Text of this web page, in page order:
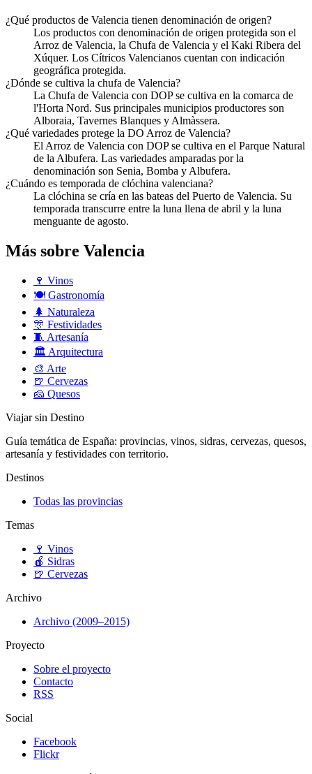
¿Qué productos de Valencia tienen denominación de origen?
Los productos con denominación de origen protegida son el
Arroz de Valencia, la Chufa de Valencia y el Kaki Ribera del
Xúquer. Los Cítricos Valencianos cuentan con indicación
geográfica protegida.
¿Dónde se cultiva la chufa de Valencia?
La Chufa de Valencia con DOP se cultiva en la comarca de
l'Horta Nord. Sus principales municipios productores son
Alboraia, Tavernes Blanques y Almàssera.
¿Qué variedades protege la DO Arroz de Valencia?
El Arroz de Valencia con DOP se cultiva en el Parque Natural
de la Albufera. Las variedades amparadas por la
denominación son Senia, Bomba y Albufera.
¿Cuándo es temporada de clóchina valenciana?
La clóchina se cría en las bateas del Puerto de Valencia. Su
temporada transcurre entre la luna llena de abril y la luna
menguante de agosto.
Más sobre Valencia
🍷 Vinos
🍽️ Gastronomía
🌲 Naturaleza
🎊 Festividades
🧵 Artesanía
🏛️ Arquitectura
🎨 Arte
🍺 Cervezas
🧀 Quesos
Viajar sin Destino
Guía temática de España: provincias, vinos, sidras, cervezas, quesos,
artesanía y festividades con territorio.
Destinos
Todas las provincias
Temas
🍷 Vinos
🍎 Sidras
🍺 Cervezas
Archivo
Archivo (2009–2015)
Proyecto
Sobre el proyecto
Contacto
RSS
Social
Facebook
Flickr